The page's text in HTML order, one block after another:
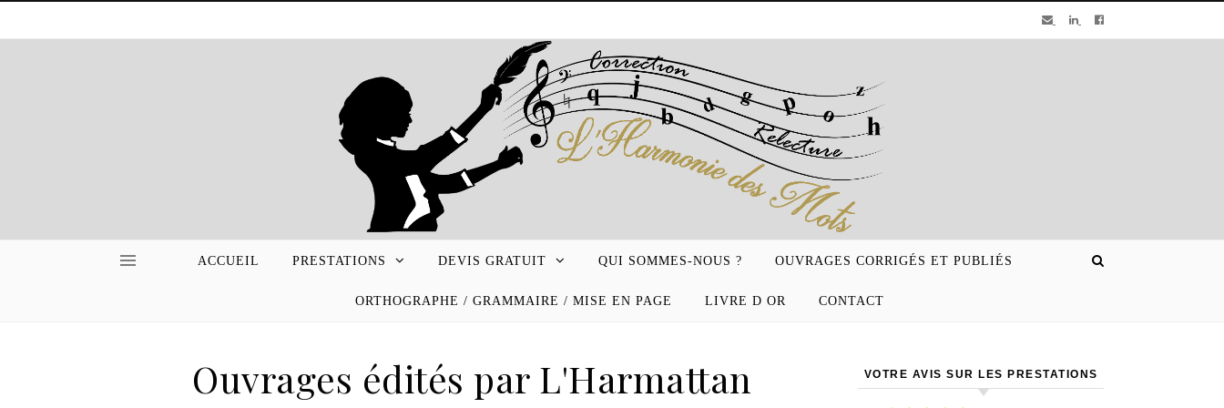
ACCUEIL PRESTATIONS DEVIS GRATUIT QUI SOMMES-NOUS ? OUVRAGES CORRIGÉS ET PUBLIÉS
ORTHOGRAPHE / GRAMMAIRE / MISE EN PAGE LIVRE D OR CONTACT
Ouvrages édités par L'Harmattan VOTRE AVIS SUR LES PRESTATIONS